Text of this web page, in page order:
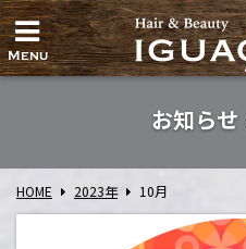
Menu
お知らせ
HOME 2023年 10月